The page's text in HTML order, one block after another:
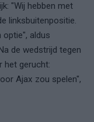
"Wij hebben met
linksbuitenpositie.
optie", aldus
de wedstrijd tegen
het gerucht:
Ajax zou spelen",